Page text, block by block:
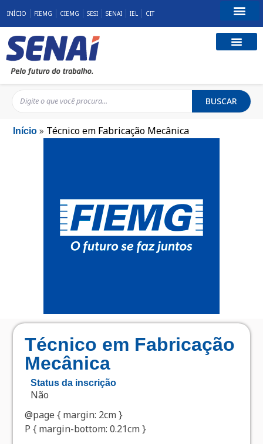
INÍCIO FIEMG CIEMG SESI SENAI IEL CIT
BUSCAR
Início » Técnico em Fabricação Mecânica
Técnico em Fabricação
Mecânica
Status da inscrição
Não
@page { margin: 2cm }
P { margin-bottom: 0.21cm }